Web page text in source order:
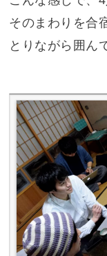
そのまわりを合
とりながら囲ん